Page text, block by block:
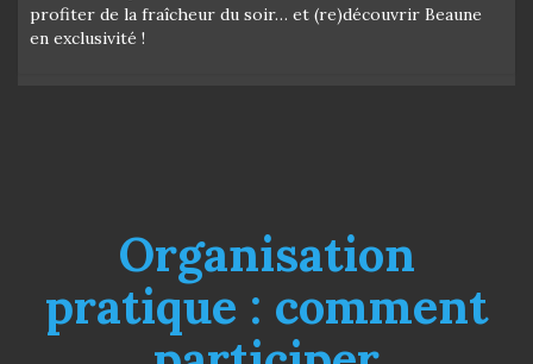
profiter de la fraîcheur du soir… et (re)découvrir Beaune
en exclusivité !
Organisation
pratique : comment